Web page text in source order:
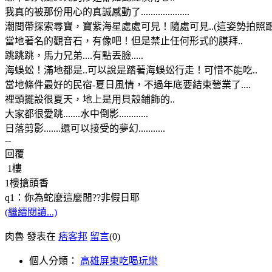
我真的被那份用心的真誠感動了....................
潮間帶探索尋寶，寶紫海星處處可見！隨處可見..(這姿勢拍照
當地著名的觀音石，有像吧！但是禁止任何形式的膜拜..
跳跳跳，馬力兄弟....有點丟臉.....
海蜈蚣！滿地都是..可以說是踏著海蜈蚣行走！可惜不能吃..
當地條件最好的民宿-夏日風情，不過年底要結束營業了....
裡頭擺設很夏天，地上是用貝殼鋪飾的..
大家都很愛跳.......水中倒影............
日落剪影.......還可以接受的夢幻...........
--
回覆
1樓
1樓搶頭香
q1：你為蛇麼這麼閒??非假日耶
(繼續閱讀...)
肉魯 發表在 痞客邦 留言(0)
個人分類： 高雄屏東吃喝玩樂